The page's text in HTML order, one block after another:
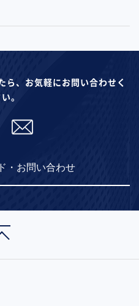
ら、お気軽にお問い合わせく
。
・お問い合わせ